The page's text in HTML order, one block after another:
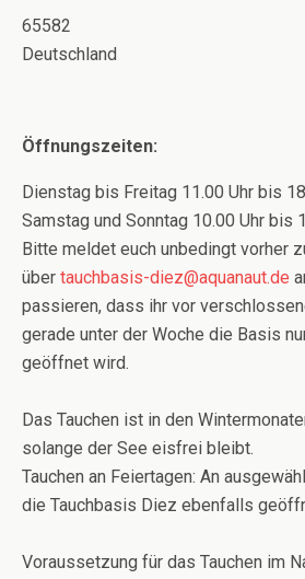
65582
Deutschland
Öffnungszeiten:
Dienstag bis Freitag 11.00 Uhr bis
Samstag und Sonntag 10.00 Uhr bis
Bitte meldet euch unbedingt vorher
über tauchbasis-diez@aquanaut.de
passieren, dass ihr vor
gerade unter der Woche die Basis
geöffnet wird.
Das Tauchen ist in den
solange der See eisfrei bleibt.
Tauchen an Feiertagen: An
die Tauchbasis Diez ebenfalls
Voraussetzung für das Tauchen im